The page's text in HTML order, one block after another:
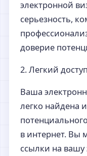
электронной
серьезность,
доверие
2. Легкий
Ваша
легко найдена
в интернет. Вы
ссылки на вашу